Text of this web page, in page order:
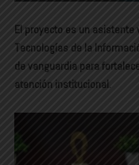
El proyecto es un asistente
Tecnologías de la
de vanguardia para
atención institucional.